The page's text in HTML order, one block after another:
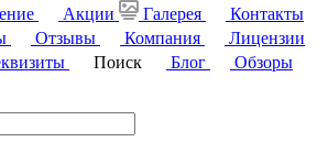
Акции Галерея
Контакты
Отзывы Компания
Лицензии
Поиск Блог
Обзоры